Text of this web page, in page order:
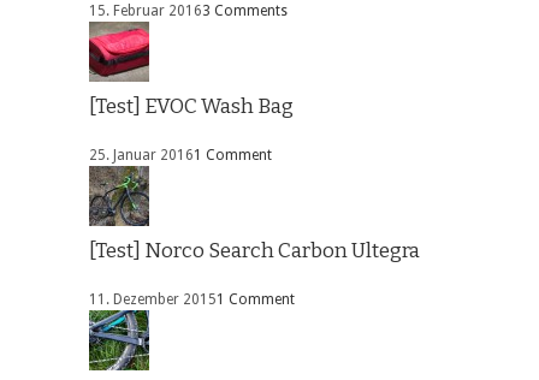
15. Februar 20163 Comments
[Test] EVOC Wash Bag
25. Januar 20161 Comment
[Test] Norco Search Carbon Ultegra
11. Dezember 20151 Comment